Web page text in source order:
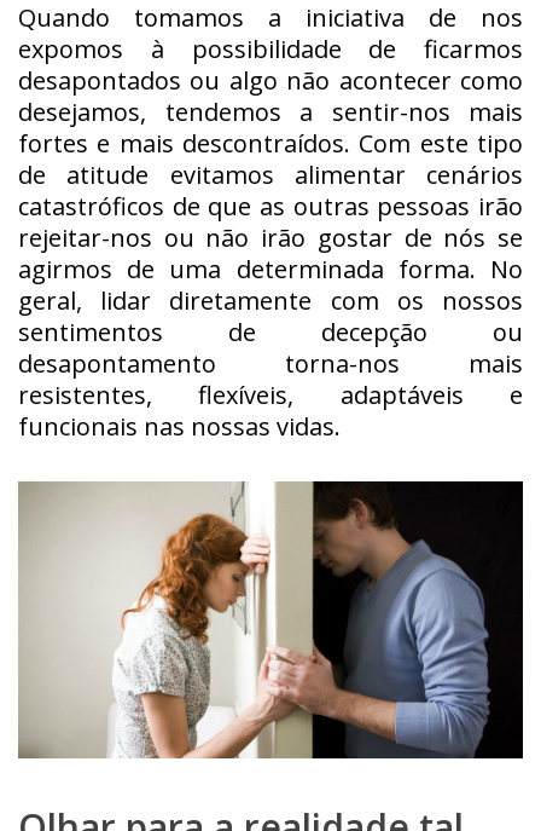
Quando tomamos a iniciativa de nos
expomos à possibilidade de ficarmos
desapontados ou algo não acontecer como
desejamos, tendemos a sentir-nos mais
fortes e mais descontraídos. Com este tipo
de atitude evitamos alimentar cenários
catastróficos de que as outras pessoas irão
rejeitar-nos ou não irão gostar de nós se
agirmos de uma determinada forma. No
geral, lidar diretamente com os nossos
sentimentos de decepção ou
desapontamento torna-nos mais
resistentes, flexíveis, adaptáveis e
funcionais nas nossas vidas.